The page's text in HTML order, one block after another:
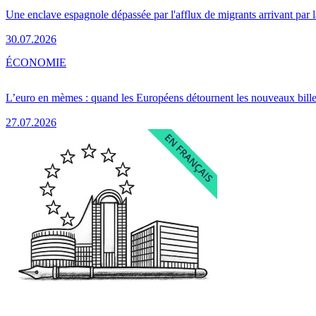
Une enclave espagnole dépassée par l'afflux de migrants arrivant par
30.07.2026
L’euro en mèmes : quand les Européens détournent les nouveaux
27.07.2026
ÉCONOMIE